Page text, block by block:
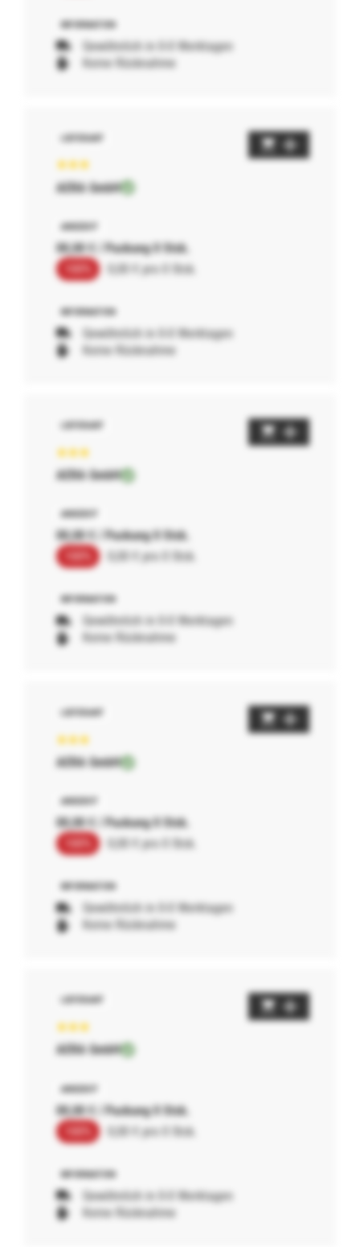
Gewöhnlich in 0-0 Werktagen
Keine Rücknahme
AERA GmbH
00,00 € / Packung 0 Stck.
0,00 € pro 0 Stck.
Gewöhnlich in 0-0 Werktagen
Keine Rücknahme
AERA GmbH
00,00 € / Packung 0 Stck.
0,00 € pro 0 Stck.
Gewöhnlich in 0-0 Werktagen
Keine Rücknahme
AERA GmbH
00,00 € / Packung 0 Stck.
0,00 € pro 0 Stck.
Gewöhnlich in 0-0 Werktagen
Keine Rücknahme
AERA GmbH
00,00 € / Packung 0 Stck.
0,00 € pro 0 Stck.
Gewöhnlich in 0-0 Werktagen
Keine Rücknahme